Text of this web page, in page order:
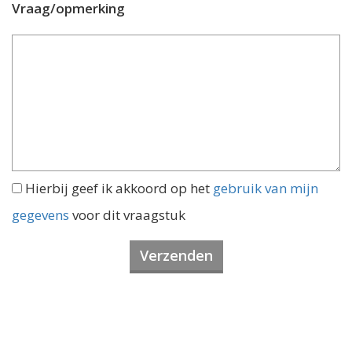
Vraag/opmerking
Hierbij geef ik akkoord op het gebruik van mijn
gegevens voor dit vraagstuk